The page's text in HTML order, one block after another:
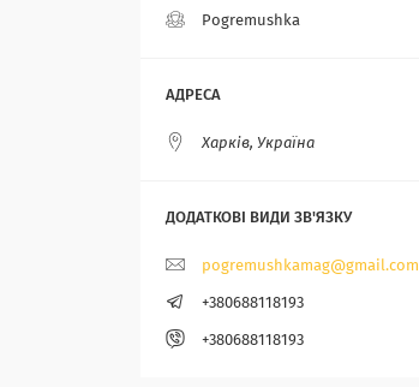
Pogremushka
Харків, Україна
pogremushkamag@gmail.com
+380688118193
+380688118193